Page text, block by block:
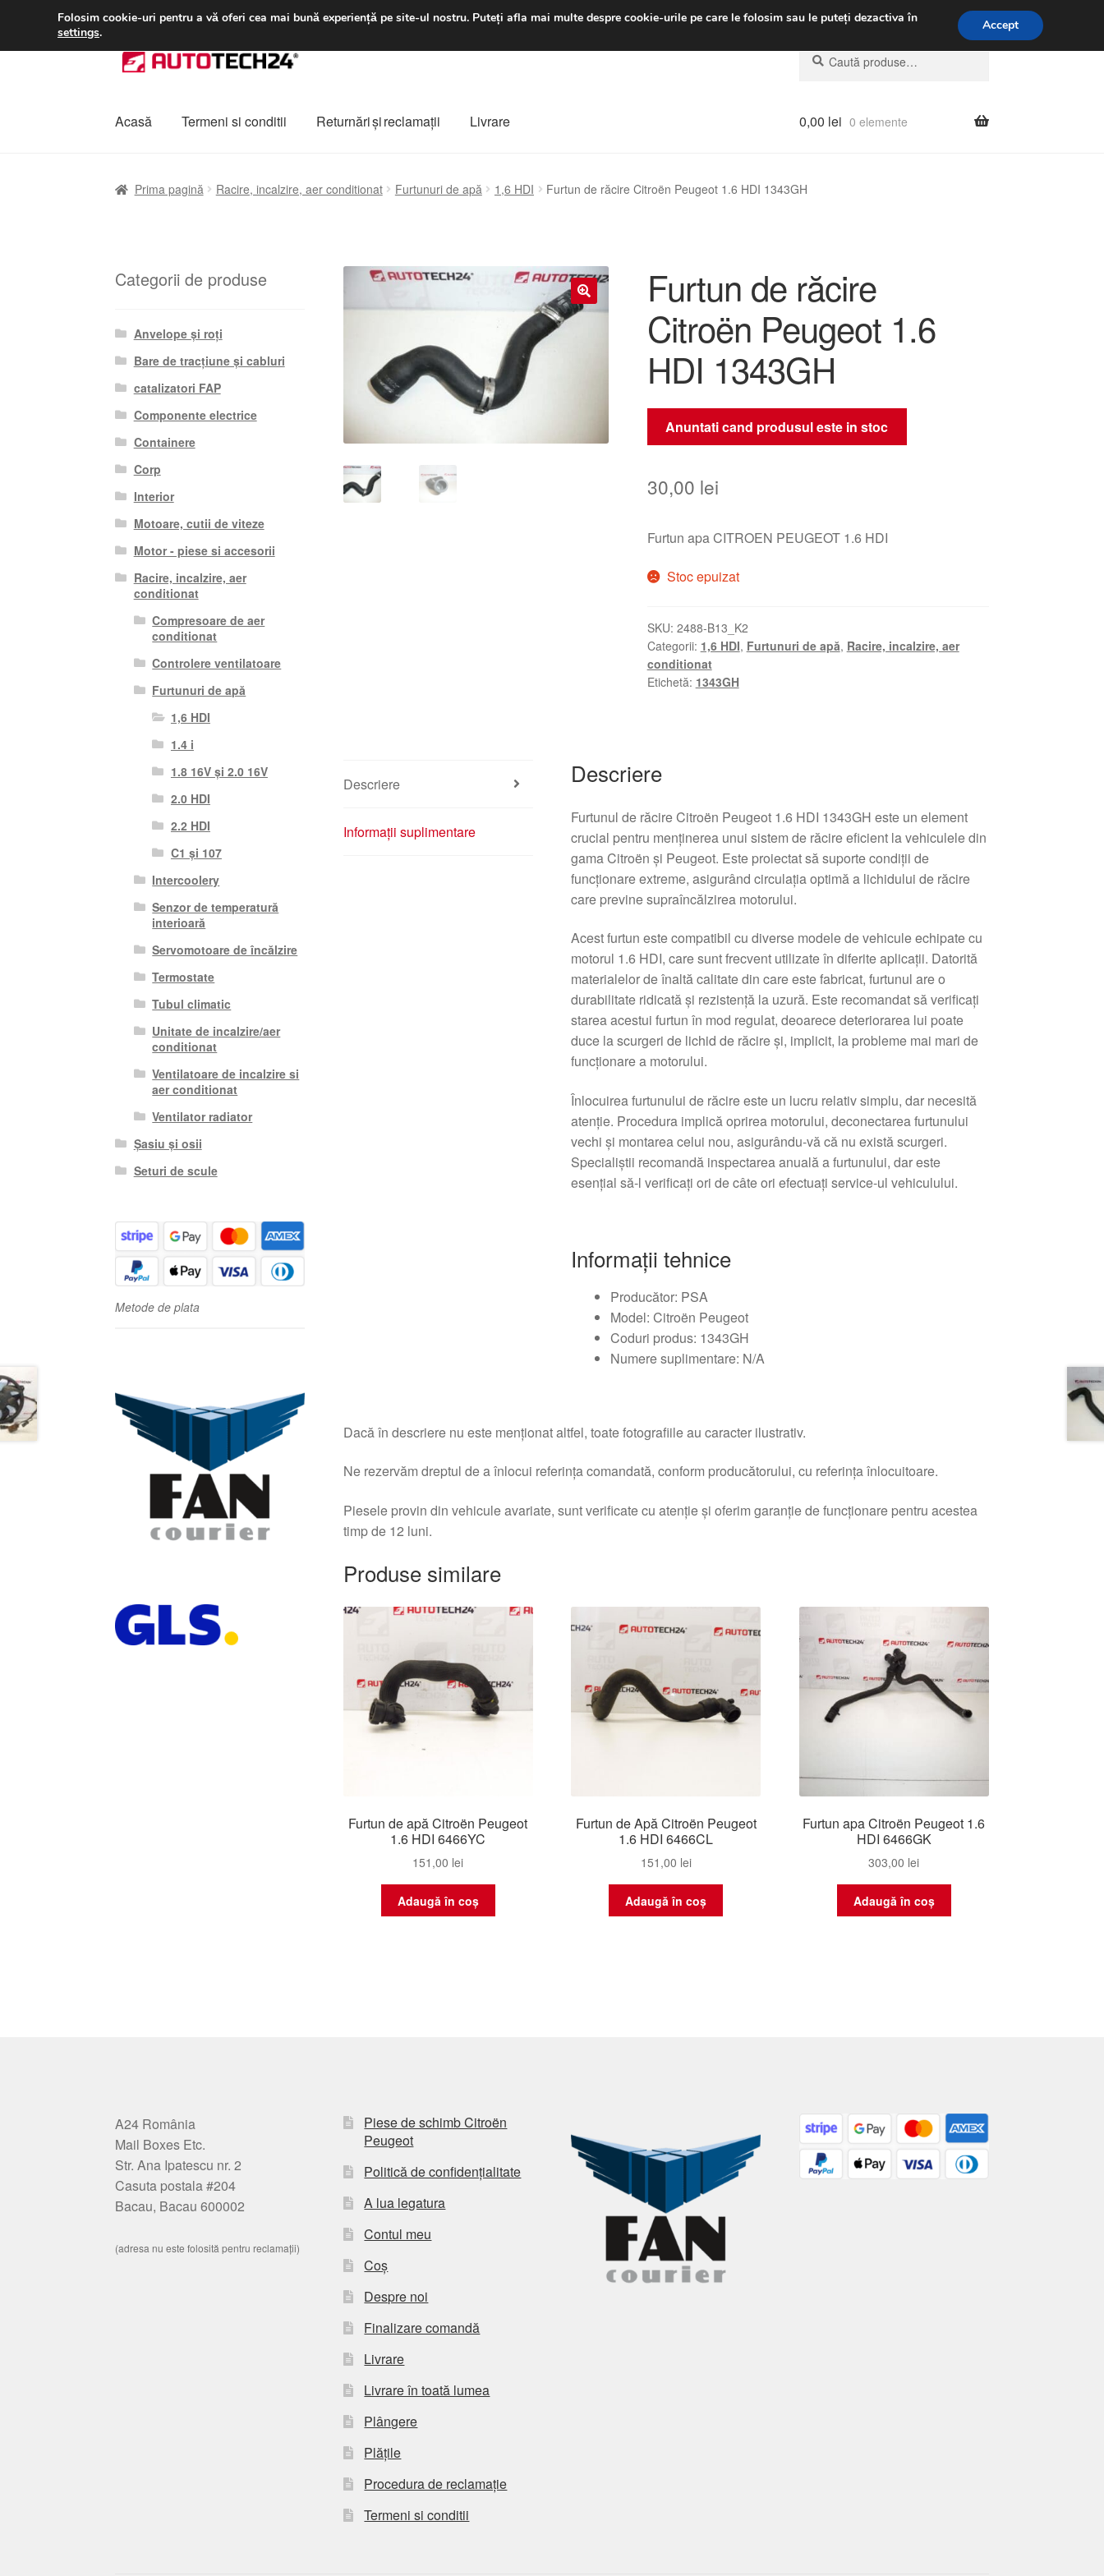
LIVRARE de la 33 lei luni-vineri 9 a.m. - 4 p.m.031 229 6816
Sari
la
Sari
la
Caută
după:
Caută
Acasă Termeni si conditii Returnări şi reclamații Livrare 0,00 lei 0 elemente
Prima pagină Racire, incalzire, aer conditionat Furtunuri de apă 1,6 HDI Furtun de răcire Citroën Peugeot 1.6 HDI 1343GH
🔍
Furtun de răcire
Citroën Peugeot 1.6
HDI 1343GH
Anuntati cand produsul este in stoc
30,00 lei
Furtun apa CITROEN PEUGEOT 1.6 HDI
Stoc epuizat
SKU: 2488-B13_K2
Categorii: 1,6 HDI, Furtunuri de apă, Racire, incalzire, aer
conditionat
Etichetă: 1343GH
Descriere
Informații suplimentare
Descriere
Furtunul de răcire Citroën Peugeot 1.6 HDI 1343GH este un element
crucial pentru menținerea unui sistem de răcire eficient la vehiculele din
gama Citroën și Peugeot. Este proiectat să suporte condiții de
funcționare extreme, asigurând circulația optimă a lichidului de răcire
care previne supraîncălzirea motorului.
Acest furtun este compatibil cu diverse modele de vehicule echipate cu
motorul 1.6 HDI, care sunt frecvent utilizate în diferite aplicații. Datorită
materialelor de înaltă calitate din care este fabricat, furtunul are o
durabilitate ridicată și rezistență la uzură. Este recomandat să verificați
starea acestui furtun în mod regulat, deoarece deteriorarea lui poate
duce la scurgeri de lichid de răcire și, implicit, la probleme mai mari de
funcționare a motorului.
Înlocuirea furtunului de răcire este un lucru relativ simplu, dar necesită
atenție. Procedura implică oprirea motorului, deconectarea furtunului
vechi și montarea celui nou, asigurându-vă că nu există scurgeri.
Specialiștii recomandă inspectarea anuală a furtunului, dar este
esențial să-l verificați ori de câte ori efectuați service-ul vehiculului.
Informații tehnice
Producător: PSA
Model: Citroën Peugeot
Coduri produs: 1343GH
Numere suplimentare: N/A
Dacă în descriere nu este menționat altfel, toate fotografiile au caracter ilustrativ.
Ne rezervăm dreptul de a înlocui referința comandată, conform producătorului, cu referința înlocuitoare.
Piesele provin din vehicule avariate, sunt verificate cu atenție și oferim garanție de funcționare pentru acestea
timp de 12 luni.
Produse similare
Furtun de apă Citroën Peugeot
1.6 HDI 6466YC
151,00 lei
Adaugă în coș
Furtun de Apă Citroën Peugeot
1.6 HDI 6466CL
151,00 lei
Adaugă în coș
Furtun apa Citroën Peugeot 1.6
HDI 6466GK
303,00 lei
Adaugă în coș
Categorii de produse
Anvelope și roți
Bare de tracțiune și cabluri
catalizatori FAP
Componente electrice
Containere
Corp
Interior
Motoare, cutii de viteze
Motor - piese si accesorii
Racire, incalzire, aer
conditionat
Compresoare de aer
conditionat
Controlere ventilatoare
Furtunuri de apă
1,6 HDI
1.4 i
1.8 16V și 2.0 16V
2.0 HDI
2.2 HDI
C1 și 107
Intercoolery
Senzor de temperatură
interioară
Servomotoare de încălzire
Termostate
Tubul climatic
Unitate de incalzire/aer
conditionat
Ventilatoare de incalzire si
aer conditionat
Ventilator radiator
Șasiu și osii
Seturi de scule
Metode de plata
A24 România
Mail Boxes Etc.
Str. Ana Ipatescu nr. 2
Casuta postala #204
Bacau, Bacau 600002
(adresa nu este folosită pentru reclamații)
Piese de schimb Citroën
Peugeot
Politică de confidențialitate
A lua legatura
Contul meu
Coș
Despre noi
Finalizare comandă
Livrare
Livrare în toată lumea
Plângere
Plățile
Procedura de reclamație
Termeni si conditii
Folosim cookie-uri pentru a vă oferi cea mai bună experiență pe site-ul nostru. Puteți afla mai multe despre cookie-urile pe care le folosim sau le puteți dezactiva în
settings. Accept